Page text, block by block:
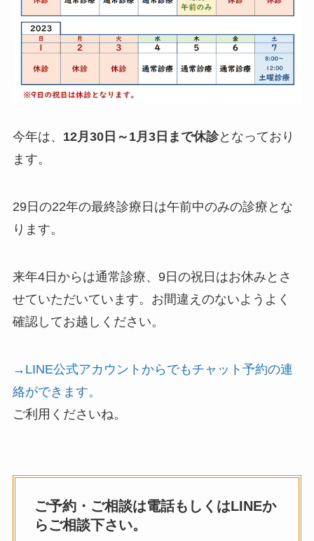
今年は、 12月30日～1月3日まで休診となっており
ます。
29日の22年の最終診療日は午前中のみの診療とな
ります。
来年4日からは通常診療、9日の祝日はお休みとさ
せていただいています。お間違えのないようよく
確認してお越しください。
→LINE公式アカウントからでもチャット予約の連
絡ができます。
ご利用くださいね。
ご予約・ご相談は電話もしくはLINEか
らご相談下さい。